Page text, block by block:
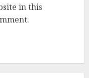
in this